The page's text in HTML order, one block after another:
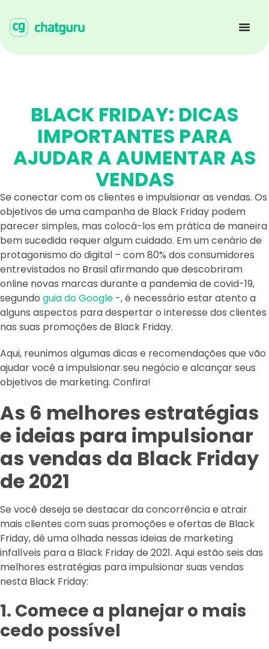
BLACK FRIDAY: DICAS
IMPORTANTES PARA
AJUDAR A AUMENTAR AS
VENDAS
Se conectar com os clientes e impulsionar as vendas. Os
objetivos de uma campanha de Black Friday podem
parecer simples, mas colocá-los em prática de maneira
bem sucedida requer algum cuidado. Em um cenário de
protagonismo do digital – com 80% dos consumidores
entrevistados no Brasil afirmando que descobriram
online novas marcas durante a pandemia de covid-19,
segundo guia do Google -, é necessário estar atento a
alguns aspectos para despertar o interesse dos clientes
nas suas promoções de Black Friday.
Aqui, reunimos algumas dicas e recomendações que vão
ajudar você a impulsionar seu negócio e alcançar seus
objetivos de marketing. Confira!
As 6 melhores estratégias
e ideias para impulsionar
as vendas da Black Friday
de 2021
Se você deseja se destacar da concorrência e atrair
mais clientes com suas promoções e ofertas de Black
Friday, dê uma olhada nessas ideias de marketing
infalíveis para a Black Friday de 2021. Aqui estão seis das
melhores estratégias para impulsionar suas vendas
nesta Black Friday:
1. Comece a planejar o mais
cedo possível